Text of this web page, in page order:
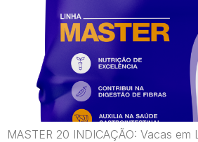
MASTER 20 INDICAÇÃO: Vacas em